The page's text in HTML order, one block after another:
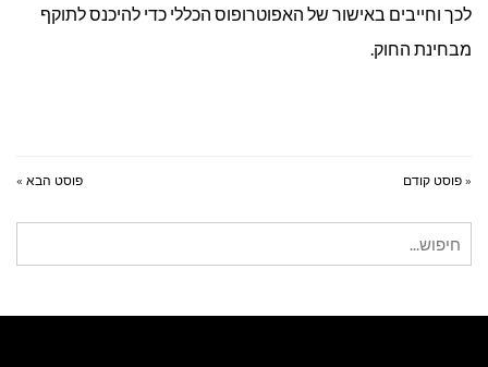
לכך וחייבים באישור של האפוטרופוס הכללי כדי להיכנס לתוקף
מבחינת החוק.
« פוסט קודם פוסט הבא »
עבור: